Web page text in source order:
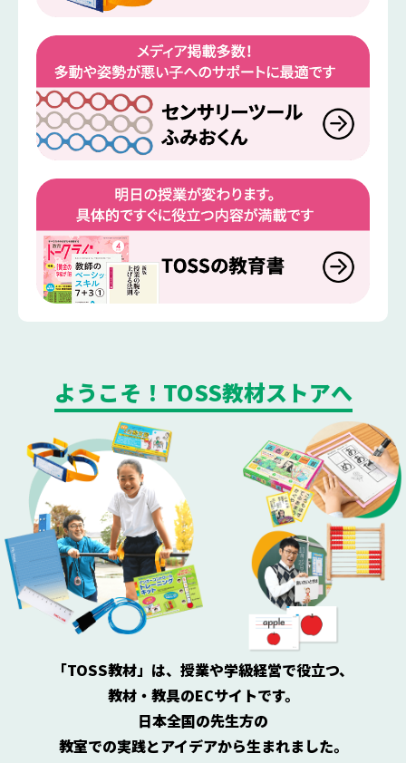
ようこそ！TOSS教材ストアへ
「TOSS教材」は、授業や学級経営で役立つ、
教材・教具のECサイトです。
日本全国の先生方の
教室での実践とアイデアから生まれました。